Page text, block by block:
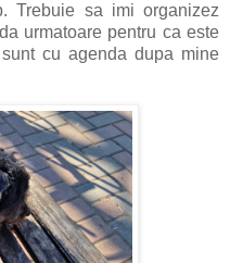
Trebuie sa imi organizez
urmatoare pentru ca este
cu agenda dupa mine